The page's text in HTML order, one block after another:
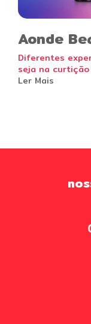
Aonde
Diferentes
seja na
Ler Mais